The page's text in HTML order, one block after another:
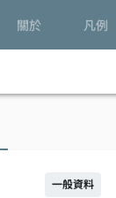
關於 凡例
一般資料